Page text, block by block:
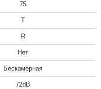
75
T
R
Нет
Бескамерная
72dB